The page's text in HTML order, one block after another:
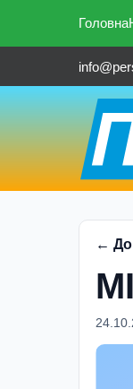
Головна
← До